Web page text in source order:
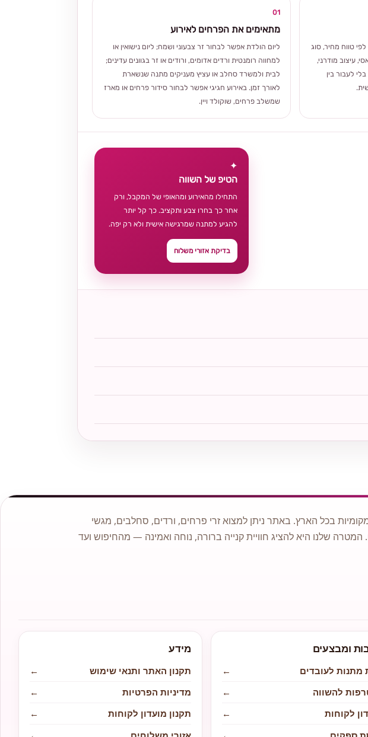
01
מתאימים את הפרחים לאירוע
ליום הולדת אפשר לבחור זר צבעוני ושמח; ליום נישואין או
למחווה רומנטית ורדים אדומים, ורודים או זר בגוונים עדינים;
לבית ולמשרד סחלב או עציץ מעניקים מתנה שנשארת
לאורך זמן. באירוע חגיגי אפשר לבחור סידור פרחים או מארז
שמשלב פרחים, שוקולד ויין.
טווח מחיר, סוג
עיצוב מודרני,
לעבור בין
✦
הטיפ של השווה
התחילו מהאירוע ומהאופי של המקבל, ורק
אחר כך בחרו צבע ותקציב. כך קל יותר
להגיע למתנה שמרגישה אישית ולא רק יפה.
בדיקת אזורי משלוח
בכל הארץ. באתר ניתן למצוא זרי פרחים, ורדים, סחלבים, מגשי
המטרה שלנו היא להציג חוויית קנייה ברורה, נוחה ואמינה — מהחיפוש ועד
ומבצעים
מתנות לעובדים
←
להשווה
←
לקוחות
←
מידע
תקנון האתר ותנאי שימוש
←
מדיניות הפרטיות
←
תקנון מועדון לקוחות
←